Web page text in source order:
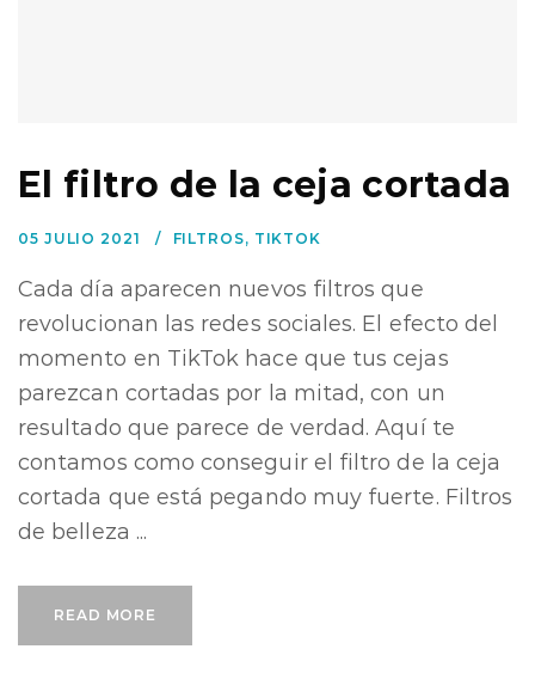
El filtro de la ceja cortada
05 JULIO 2021 FILTROS, TIKTOK
Cada día aparecen nuevos filtros que
revolucionan las redes sociales. El efecto del
momento en TikTok hace que tus cejas
parezcan cortadas por la mitad, con un
resultado que parece de verdad. Aquí te
contamos como conseguir el filtro de la ceja
cortada que está pegando muy fuerte. Filtros
de belleza ...
READ MORE